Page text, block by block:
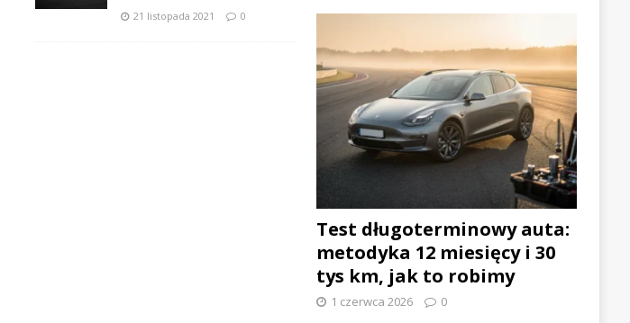
21 listopada 2021 0
Test długoterminowy auta:
metodyka 12 miesięcy i 30
tys km, jak to robimy
1 czerwca 2026 0